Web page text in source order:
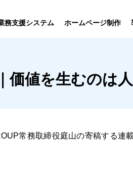
務支援システム
賃貸仲介
業務向け機能 業務向け
ホームページ制作
制作について
ユーザ
ニュース一覧
価値を生むのは
常務取締役庭山の寄稿する連